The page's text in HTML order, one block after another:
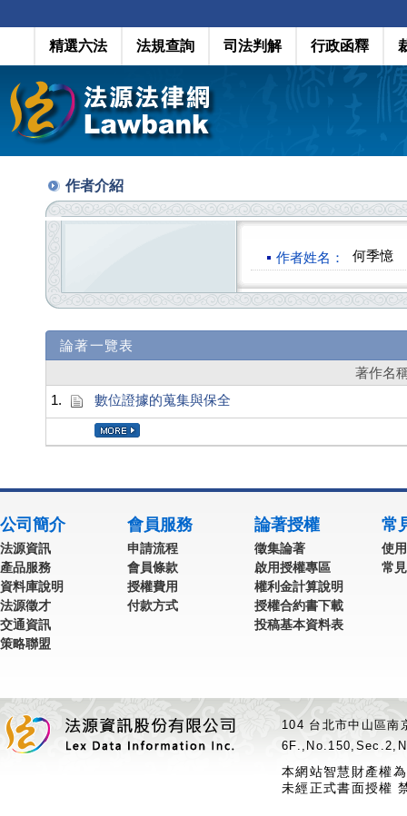
精選六法 法規查詢 司法判解 行政函釋
作者介紹
作者姓名： 何季憶
論著一覽表
著作名
1.
數位證據的蒐集與保全
公司簡介
法源資訊
產品服務
資料庫說明
法源徵才
交通資訊
策略聯盟
會員服務
申請流程
會員條款
授權費用
付款方式
論著授權
徵集論著
啟用授權專區
權利金計算說明
授權合約書下載
投稿基本資料表
常
使
常
104 台北市中山區
本網站智慧財產權
未經正式書面授權